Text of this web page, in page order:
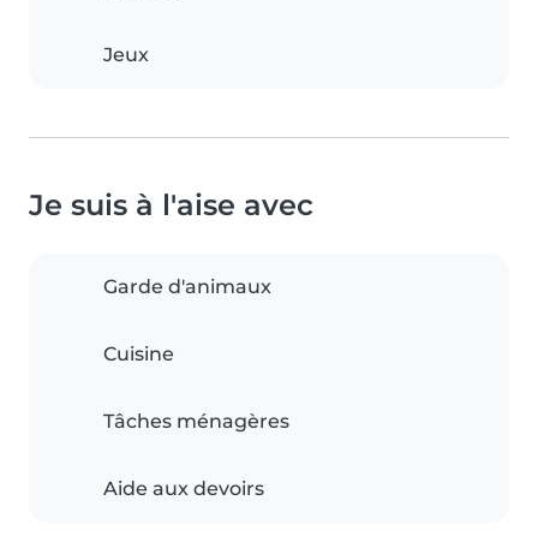
Jeux
Je suis à l'aise avec
Garde d'animaux
Cuisine
Tâches ménagères
Aide aux devoirs